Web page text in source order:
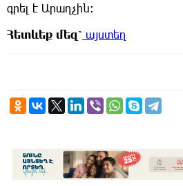
գրել է Արաղչին:
Հետևեք մեզ՝ այստեղ